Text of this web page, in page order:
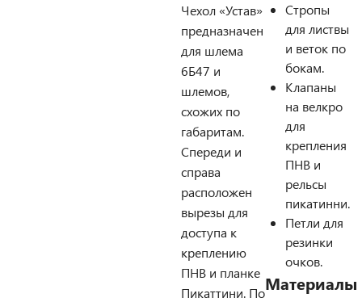
Чехол «Устав»
предназначен
для шлема
6Б47 и
шлемов,
схожих по
габаритам.
Спереди и
справа
расположен
вырезы для
доступа к
креплению
ПНВ и планке
Пикаттини. По
Стропы
для листвы
и веток по
бокам.
Клапаны
на велкро
для
крепления
ПНВ и
рельсы
пикатинни.
Петли для
резинки
очков.
Материалы